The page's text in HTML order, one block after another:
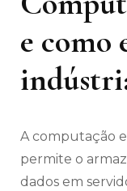
e como
A computação
permite o
dados em